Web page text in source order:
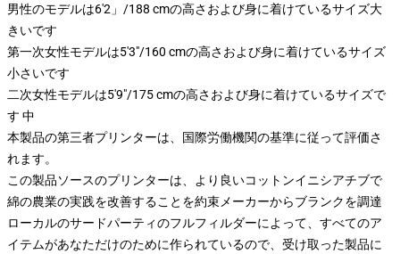
男性のモデルは6'2」/188 cmの高さおよび身に着けているサイズ大
きいです
第一次女性モデルは5'3"/160 cmの高さおよび身に着けているサイズ
小さいです
二次女性モデルは5'9"/175 cmの高さおよび身に着けているサイズで
す 中
本製品の第三者プリンターは、国際労働機関の基準に従って評価さ
れます。
この製品ソースのプリンターは、より良いコットンイニシアチブで
綿の農業の実践を改善することを約束メーカーからブランクを調達
ローカルのサードパーティのフルフィルダーによって、すべてのア
イテムがあなただけのために作られているので、受け取った製品に